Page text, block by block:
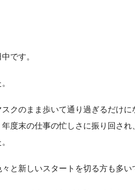
です。
クのまま歩いて通り過ぎるだけ
度末の仕事の忙しさに振り回さ
と新しいスタートを切る方も多い